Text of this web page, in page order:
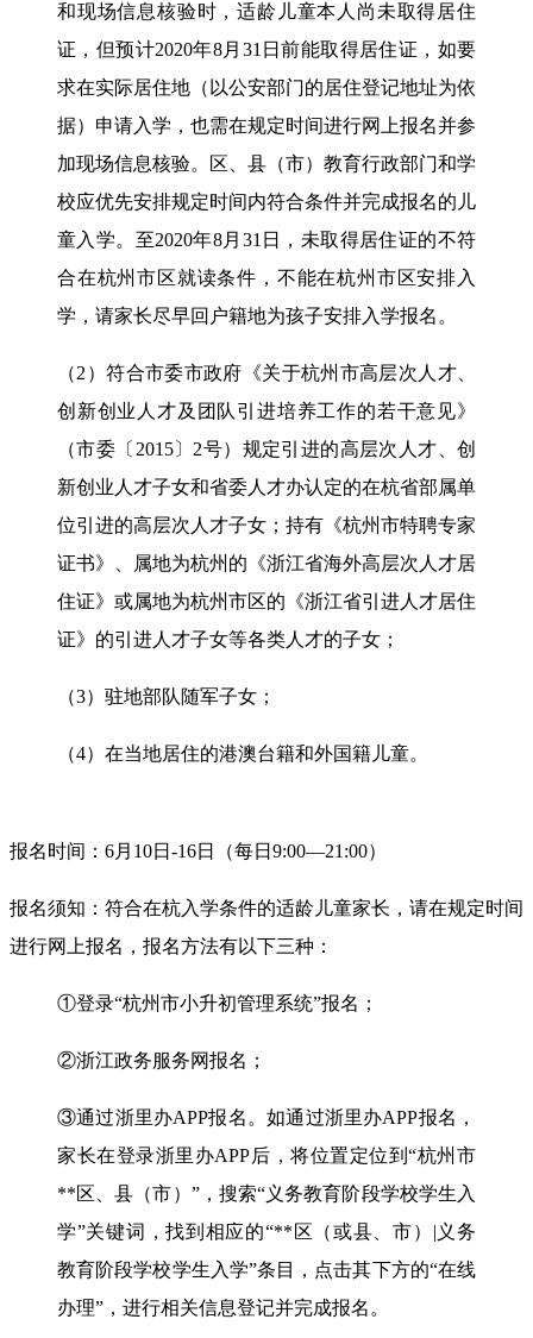
和现场信息核验时，适龄儿童本人尚未取得居住
证，但预计2020年8月31日前能取得居住证，如要
求在实际居住地（以公安部门的居住登记地址为依
据）申请入学，也需在规定时间进行网上报名并参
加现场信息核验。区、县（市）教育行政部门和学
校应优先安排规定时间内符合条件并完成报名的儿
童入学。至2020年8月31日，未取得居住证的不符
合在杭州市区就读条件，不能在杭州市区安排入
学，请家长尽早回户籍地为孩子安排入学报名。
（2）符合市委市政府《关于杭州市高层次人才、
创新创业人才及团队引进培养工作的若干意见》
（市委〔2015〕2号）规定引进的高层次人才、创
新创业人才子女和省委人才办认定的在杭省部属单
位引进的高层次人才子女；持有《杭州市特聘专家
证书》、属地为杭州的《浙江省海外高层次人才居
住证》或属地为杭州市区的《浙江省引进人才居住
证》的引进人才子女等各类人才的子女；
（3）驻地部队随军子女；
（4）在当地居住的港澳台籍和外国籍儿童。
报名时间：6月10日-16日（每日9:00—21:00）
报名须知： 符合在杭入学条件的适龄儿童家长，请在规定时间
进行网上报名，报名方法有以下三种：
①登录“杭州市小升初管理系统”报名；
②浙江政务服务网报名；
③通过浙里办APP报名。如通过浙里办APP报名，
家长在登录浙里办APP后，将位置定位到“杭州市
**区、县（市）”，搜索“义务教育阶段学校学生入
学”关键词，找到相应的“**区（或县、市）|义务
教育阶段学校学生入学”条目，点击其下方的“在线
办理”，进行相关信息登记并完成报名。